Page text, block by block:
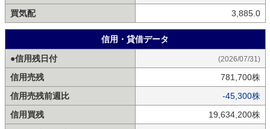
買気配
3,885.0
信用・貸借データ
●信用残日付
(2026/07/31)
信用売残
781,700株
信用売残前週比
-45,300株
信用買残
19,634,200株